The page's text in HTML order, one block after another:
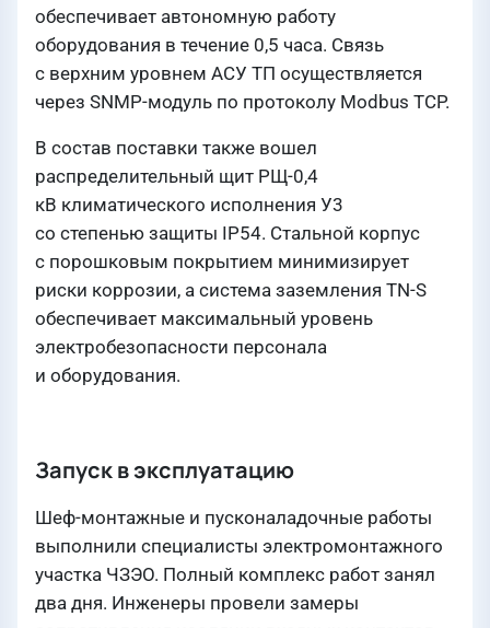
обеспечивает автономную работу
оборудования в течение 0,5 часа. Связь
с верхним уровнем АСУ ТП осуществляется
через SNMP-модуль по протоколу Modbus TCP.
В состав поставки также вошел
распределительный щит РЩ-0,4
кВ климатического исполнения У3
со степенью защиты IP54. Стальной корпус
с порошковым покрытием минимизирует
риски коррозии, а система заземления TN-S
обеспечивает максимальный уровень
электробезопасности персонала
и оборудования.
Запуск в эксплуатацию
Шеф-монтажные и пусконаладочные работы
выполнили специалисты электромонтажного
участка ЧЗЭО. Полный комплекс работ занял
два дня. Инженеры провели замеры